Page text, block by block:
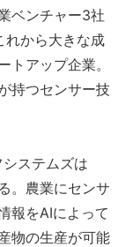
ベンチャー3社
れから大きな成
アップ企業。
持つセンサー技
ステムズは
。農業にセンサ
報をAIによって
物の生産が可能